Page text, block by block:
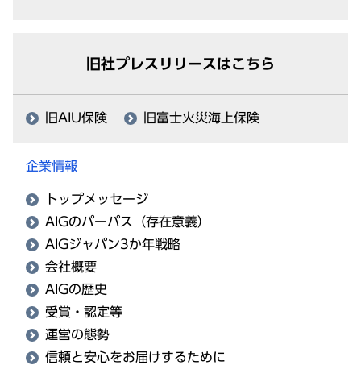
旧社プレスリリースはこちら
旧AIU保険 旧富士火災海上保険
企業情報
トップメッセージ
AIGのパーパス（存在意義）
AIGジャパン3か年戦略
会社概要
AIGの歴史
受賞・認定等
運営の態勢
信頼と安心をお届けするために